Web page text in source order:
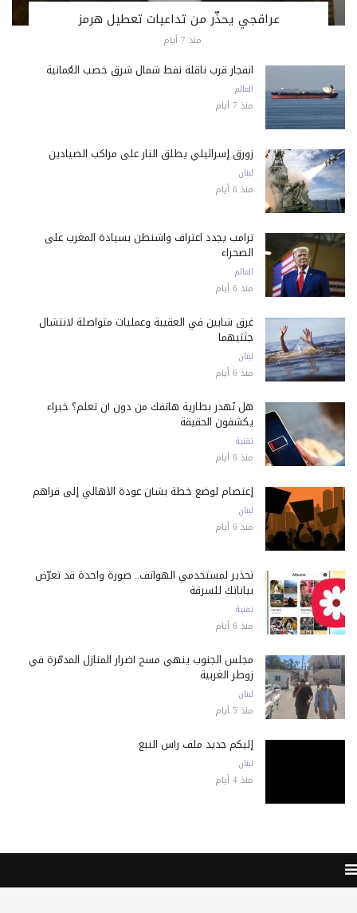
عراقجي يحذّر من تداعيات تعطيل هرمز
منذ 7 أيام
انفجار قرب ناقلة نفط شمال شرق خصب العُمانية
العالم
منذ 7 أيام
زورق إسرائيلي يطلق النار على مراكب الصيادين
لبنان
منذ 6 أيام
ترامب يجدد اعتراف واشنطن بسيادة المغرب على
الصحراء
العالم
منذ 6 أيام
غرق شابين في العقيبة وعمليات متواصلة لانتشال
جثتيهما
لبنان
منذ 6 أيام
هل تُهدر بطارية هاتفك من دون أن تعلم؟ خبراء
يكشفون الحقيقة
تقنية
منذ 6 أيام
إعتصام لوضع خطة بشأن عودة الأهالي إلى قراهم
لبنان
منذ 6 أيام
تحذير لمستخدمي الهواتف.. صورة واحدة قد تعرّض
بياناتك للسرقة
تقنية
منذ 6 أيام
مجلس الجنوب ينهي مسح أضرار المنازل المدمّرة في
زوطر الغربية
لبنان
منذ 5 أيام
إليكم جديد ملف رأس النبع
لبنان
منذ 4 أيام